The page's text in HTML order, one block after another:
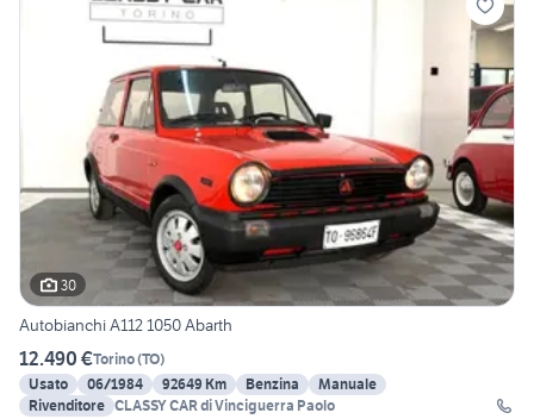
30
Autobianchi A112 1050 Abarth
12.490 €Torino(TO)
Usato
06/1984 92649 Km Benzina
Manuale
Rivenditore CLASSY CAR di Vinciguerra Paolo